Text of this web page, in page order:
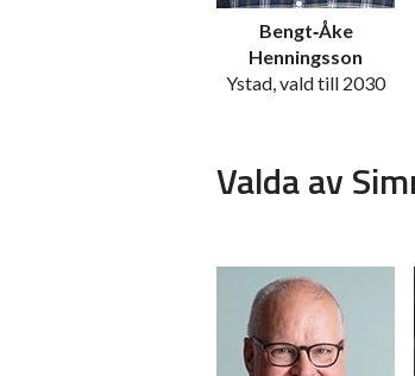
Bengt‑Åke
Henningsson
Ystad, vald till 2030
Valda av